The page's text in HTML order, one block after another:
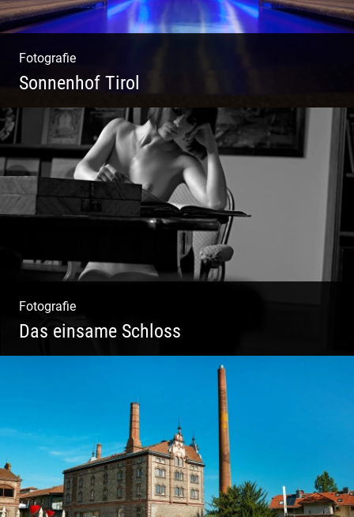
Fotografie
Sonnenhof Tirol
Freundliches Team | Moderne Zimmer |
Luxuriöser Spa | Coole Köche
Fotografie
Das einsame Schloss
Aktfotografie | Zeichnen mit Licht & Schatten